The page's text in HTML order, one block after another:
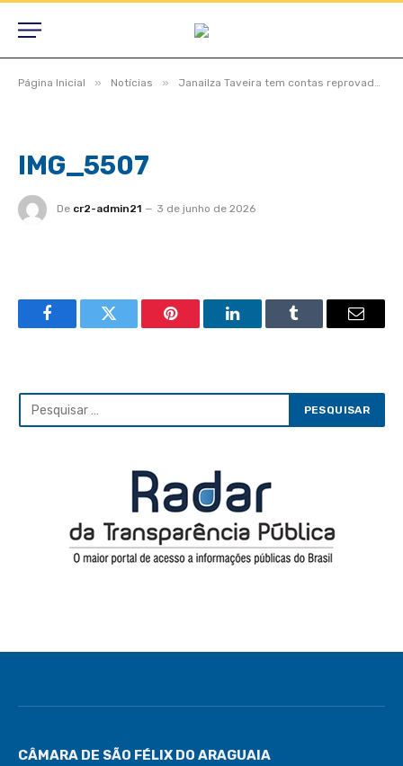
Página Inicial » Notícias » Janailza Taveira tem contas reprovadas após rombo milionário, dívidas previdenciárias e retenção de dinheiro de servidores
IMG_5507
De cr2-admin21 3 de junho de 2026
FacebookTwitter Pinterest LinkedInTumblr Email
CÂMARA DE SÃO FÉLIX DO ARAGUAIA